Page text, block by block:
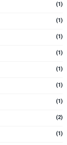
(1)
(1)
(1)
(1)
(1)
(1)
(1)
(2)
(1)